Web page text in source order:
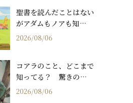
聖書を読んだことはない
がアダムもノアも知…
2026/08/06
コアラのこと、どこまで
知ってる？ 驚きの…
2026/08/06